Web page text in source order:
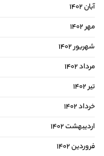
آبان ۱۴۰۲
مهر ۱۴۰۲
شهریور ۱۴۰۲
مرداد ۱۴۰۲
تیر ۱۴۰۲
خرداد ۱۴۰۲
اردیبهشت ۱۴۰۲
فروردین ۱۴۰۲